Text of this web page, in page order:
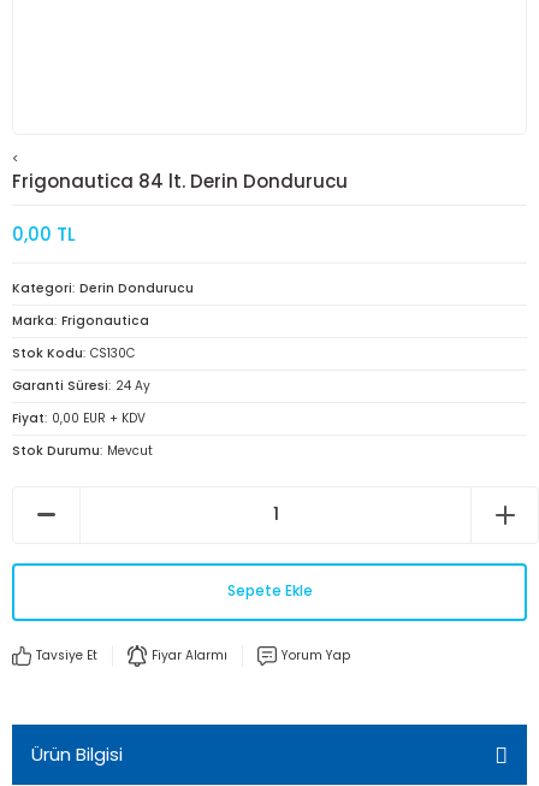
<
Frigonautica 84 lt. Derin Dondurucu
0,00 TL
Kategori Derin Dondurucu
Marka Frigonautica
Stok Kodu CS130C
Garanti Süresi 24 Ay
Fiyat 0,00 EUR + KDV
Stok Durumu Mevcut
Sepete Ekle
Tavsiye Et Fiyar Alarmı Yorum Yap
Ürün Bilgisi